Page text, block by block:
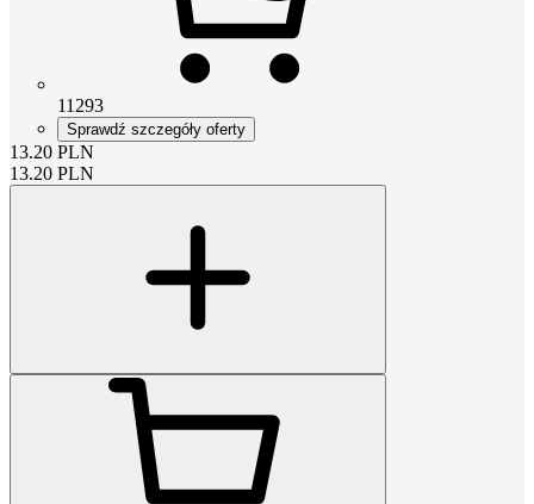
11293
Sprawdź szczegóły oferty
13.20 PLN
13.20 PLN